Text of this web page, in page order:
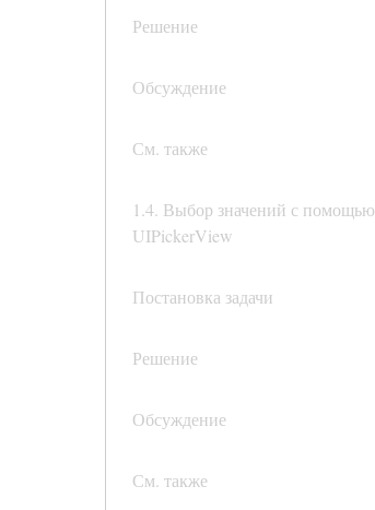
Решение
Обсуждение
См. также
1.4. Выбор значений с помощью
UIPickerView
Постановка задачи
Решение
Обсуждение
См. также